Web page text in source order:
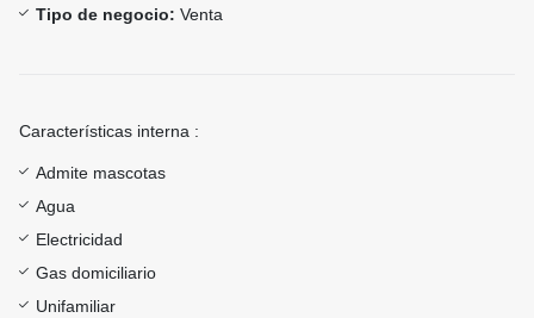
Tipo de negocio: Venta
Características interna :
Admite mascotas
Agua
Electricidad
Gas domiciliario
Unifamiliar